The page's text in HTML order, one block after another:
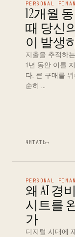
PERSONAL
12개월
때 당신
이 발생
지출을 추적하
1년 동안 이를
다. 큰 구매를
순히 …
ЧИТАТЬ→
PERSONAL
왜 AI 경
시트를
가
디지털 시대에